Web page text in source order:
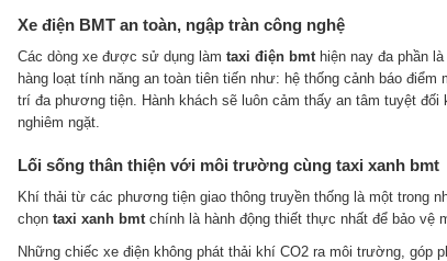
Xe điện BMT an toàn, ngập tràn công nghệ
Các dòng xe được sử dụng làm taxi điện bmthiện nay đa phần
hàng loạt tính năng an toàn tiên tiến như: hệ thống cảnh báo
trí đa phương tiện. Hành khách sẽ luôn cảm thấy an tâm tuyệt
nghiêm ngặt.
Lối sống thân thiện với môi trường cùng taxi xanh bmt
Khí thải từ các phương tiện giao thông truyền thống là một trong
chọn taxi xanh bmtchính là hành động thiết thực nhất để bảo vệ
Những chiếc xe điện không phát thải khí CO2 ra môi trường, góp